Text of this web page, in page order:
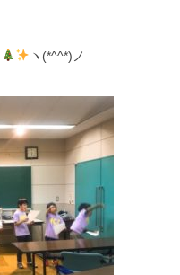
ヽ(*^^*)ノ